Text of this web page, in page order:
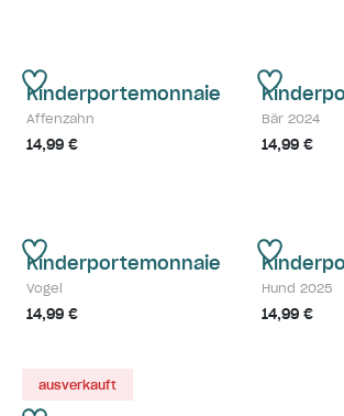
Kinderportemonnaie
Affenzahn
14,99 €
Bär 2024
14,99 €
Kinderportemonnaie
Vogel
14,99 €
Hund 2025
14,99 €
ausverkauft